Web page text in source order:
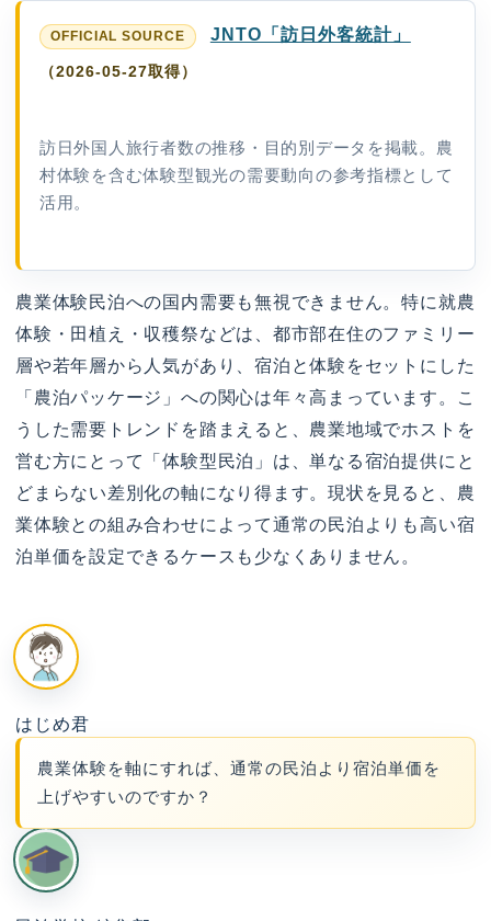
JNTO「訪日外客統計」
（2026-05-27取得）
訪日外国人旅行者数の推移・目的別データを掲載。農
村体験を含む体験型観光の需要動向の参考指標として
活用。
農業体験民泊への国内需要も無視できません。特に就農
体験・田植え・収穫祭などは、都市部在住のファミリー
層や若年層から人気があり、宿泊と体験をセットにした
「農泊パッケージ」への関心は年々高まっています。こ
うした需要トレンドを踏まえると、農業地域でホストを
営む方にとって「体験型民泊」は、単なる宿泊提供にと
どまらない差別化の軸になり得ます。現状を見ると、農
業体験との組み合わせによって通常の民泊よりも高い宿
泊単価を設定できるケースも少なくありません。
はじめ君
農業体験を軸にすれば、通常の民泊より宿泊単価を
上げやすいのですか？